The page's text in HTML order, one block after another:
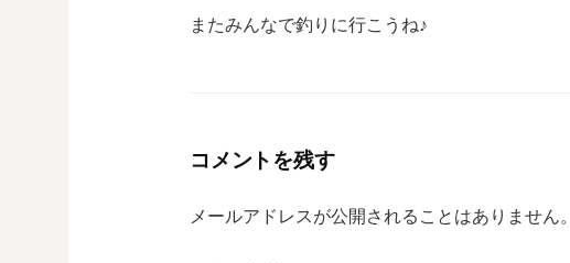
またみんなで釣りに行こうね♪
コメントを残す
メールアドレスが公開されることはありません。